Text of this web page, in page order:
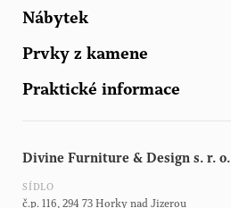
Divine Furniture & Design s. r. o.
SÍDLO
č.p. 116, 294 73 Horky nad Jizerou
Nábytek
Kuchyně
Skříně a šatny
Další nábytek
Prvky z kamene
Zahradní ornamenty
Architektonické prvky z kamene
Zahradní stavby
Praktické informace
Brožury Haddonstone
Brožura světla